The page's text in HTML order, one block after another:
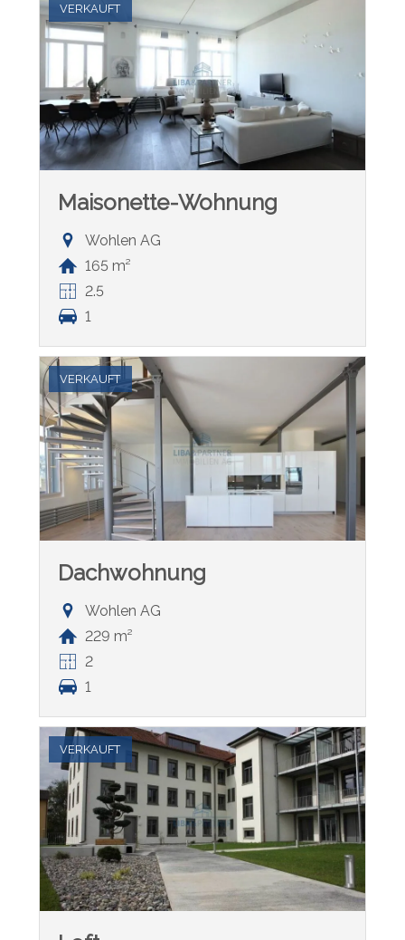
VERKAUFT
Maisonette-Wohnung
Wohlen AG
165 m²
2.5
1
VERKAUFT
Dachwohnung
Wohlen AG
229 m²
2
1
VERKAUFT